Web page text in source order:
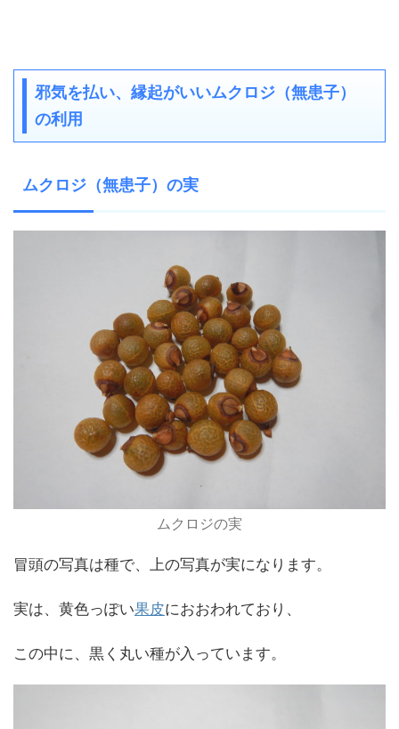
邪気を払い、縁起がいいムクロジ（無患子）
の利用
ムクロジ（無患子）の実
ムクロジの実
冒頭の写真は種で、上の写真が実になります。
実は、黄色っぽい果皮におおわれており、
この中に、黒く丸い種が入っています。